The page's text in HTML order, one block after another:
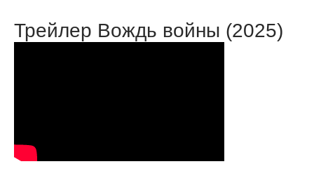
Трейлер Вождь войны (2025)